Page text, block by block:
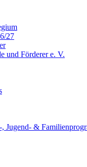
27
und Förderer e. V.
Jugend- &